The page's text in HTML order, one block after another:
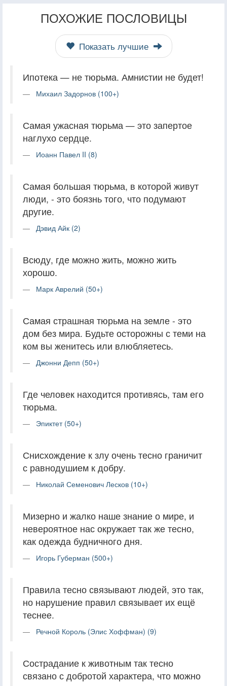
ПОХОЖИЕ ПОСЛОВИЦЫ
Показать лучшие
Ипотека — не тюрьма. Амнистии не будет!
Михаил Задорнов (100+)
Самая ужасная тюрьма — это запертое
наглухо сердце.
Иоанн Павел II (8)
Самая большая тюрьма, в которой живут
люди, - это боязнь того, что подумают
другие.
Дэвид Айк (2)
Всюду, где можно жить, можно жить
хорошо.
Марк Аврелий (50+)
Самая страшная тюрьма на земле - это
дом без мира. Будьте осторожны с теми на
ком вы женитесь или влюбляетесь.
Джонни Депп (50+)
Где человек находится противясь, там его
тюрьма.
Эпиктет (50+)
Снисхождение к злу очень тесно граничит
с равнодушием к добру.
Николай Семенович Лесков (10+)
Мизерно и жалко наше знание о мире, и
невероятное нас окружает так же тесно,
как одежда будничного дня.
Игорь Губерман (500+)
Правила тесно связывают людей, это так,
но нарушение правил связывает их ещё
теснее.
Речной Король (Элис Хоффман) (9)
Сострадание к животным так тесно
связано с добротой характера, что можно